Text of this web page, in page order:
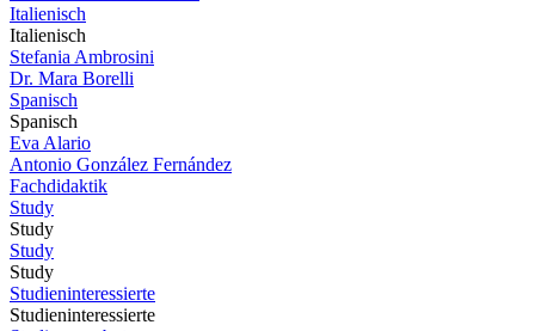
Italienisch
Italienisch
Stefania Ambrosini
Dr. Mara Borelli
Spanisch
Spanisch
Eva Alario
Antonio González Fernández
Fachdidaktik
Study
Study
Study
Study
Studieninteressierte
Studieninteressierte